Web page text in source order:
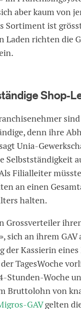
aber kaum von
Sortiment ist
Laden richten die
Shop-
denn ihre
Unia-
Selbstständigkeit
Filialleiter
an einen
halten.
Grossverteiler
sich an ihrem GAV
der Kassierin
TagesWoche
Stunden-Woche
Bruttolohn von
GAVgelten